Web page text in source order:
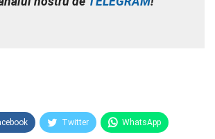
Twitter WhatsApp